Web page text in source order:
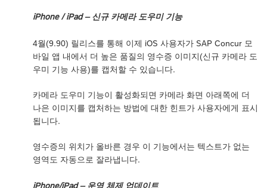
iPhone / iPad – 신규 카메라 도우미 기능
4월(9.90) 릴리스를 통해 이제 iOS 사용자가 SAP Concur 모
바일 앱 내에서 더 높은 품질의 영수증 이미지(신규 카메라 도
우미 기능 사용)를 캡처할 수 있습니다.
카메라 도우미 기능이 활성화되면 카메라 화면 아래쪽에 더
나은 이미지를 캡처하는 방법에 대한 힌트가 사용자에게 표시
됩니다.
영수증의 위치가 올바른 경우 이 기능에서는 텍스트가 없는
영역도 자동으로 잘라냅니다.
iPhone/iPad – 운영 체제 업데이트